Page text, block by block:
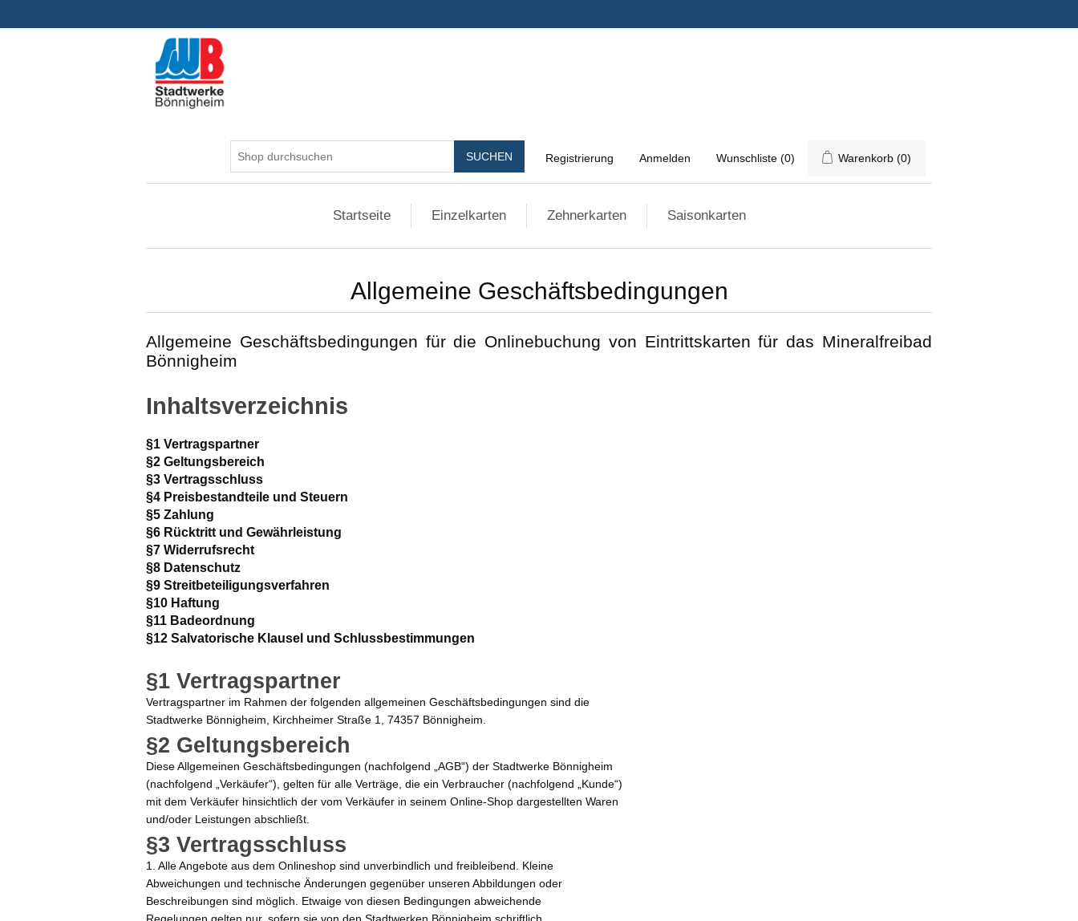
Registrierung Anmelden Wunschliste (0) Warenkorb (0)
SUCHEN
Startseite Einzelkarten Zehnerkarten Saisonkarten
Allgemeine Geschäftsbedingungen
Allgemeine Geschäftsbedingungen für die Onlinebuchung von Eintrittskarten für das Mineralfreibad
Bönnigheim
Inhaltsverzeichnis
§1 Vertragspartner
§2 Geltungsbereich
§3 Vertragsschluss
§4 Preisbestandteile und Steuern
§5 Zahlung
§6 Rücktritt und Gewährleistung
§7 Widerrufsrecht
§8 Datenschutz
§9 Streitbeteiligungsverfahren
§10 Haftung
§11 Badeordnung
§12 Salvatorische Klausel und Schlussbestimmungen
§1 Vertragspartner
Vertragspartner im Rahmen der folgenden allgemeinen Geschäftsbedingungen sind die
Stadtwerke Bönnigheim, Kirchheimer Straße 1, 74357 Bönnigheim.
§2 Geltungsbereich
Diese Allgemeinen Geschäftsbedingungen (nachfolgend „AGB“) der Stadtwerke Bönnigheim
(nachfolgend „Verkäufer“), gelten für alle Verträge, die ein Verbraucher (nachfolgend „Kunde“)
mit dem Verkäufer hinsichtlich der vom Verkäufer in seinem Online-Shop dargestellten Waren
und/oder Leistungen abschließt.
§3 Vertragsschluss
1. Alle Angebote aus dem Onlineshop sind unverbindlich und freibleibend. Kleine
Abweichungen und technische Änderungen gegenüber unseren Abbildungen oder
Beschreibungen sind möglich. Etwaige von diesen Bedingungen abweichende